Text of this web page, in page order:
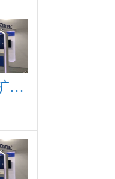
高斯贝尔产品线全面扩展，众多新产品亮相CommunicAsia 2019